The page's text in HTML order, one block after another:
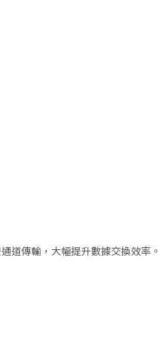
道傳輸，大幅提升數據交換效率。